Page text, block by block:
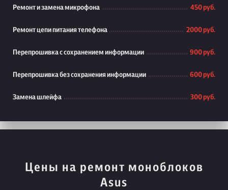
Ремонт и замена микрофона 450 руб.
Ремонт цепи питания телефона 2000 руб.
Перепрошивка с сохранением информации 900 руб.
Перепрошивка без сохранения информации 600 руб.
Замена шлейфа 300 руб.
Цены на ремонт моноблоков
Asus